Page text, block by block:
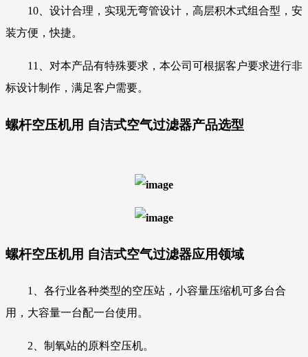
10、设计合理，实现无弯管设计，高层积木式组合型，安
装方便，快捷。
11、对本产品有特殊要求，本公司可根据客户要求进行非
标设计制作，满足客户需要。
螺杆空压机用 自洁式空气过滤器产品选型
螺杆空压机用 自洁式空气过滤器应用领域
1、各行业各种类型的空压站，小容量压缩机可多台合
用，大容量一台配一台使用。
2、制氧站的原料空压机。